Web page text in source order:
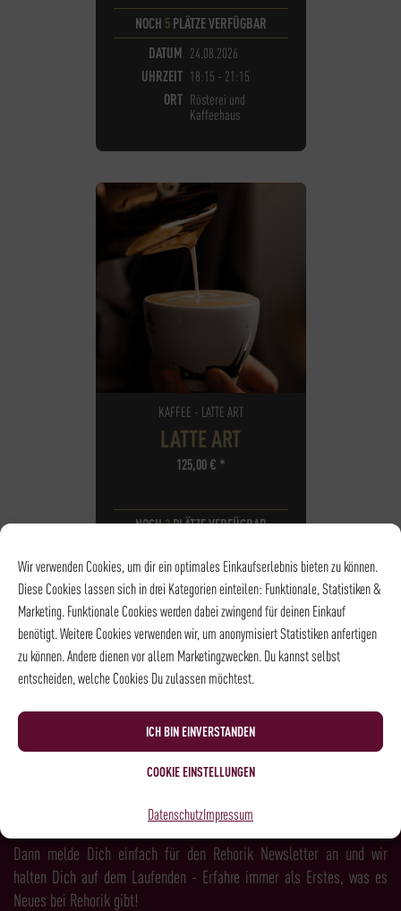
Wir verwenden Cookies, um dir ein optimales Einkaufserlebnis bieten zu können.
Diese Cookies lassen sich in drei Kategorien einteilen: Funktionale, Statistiken &
Marketing. Funktionale Cookies werden dabei zwingend für deinen Einkauf
benötigt. Weitere Cookies verwenden wir, um anonymisiert Statistiken anfertigen
zu können. Andere dienen vor allem Marketingzwecken. Du kannst selbst
entscheiden, welche Cookies Du zulassen möchtest.
ICH BIN EINVERSTANDEN
COOKIE EINSTELLUNGEN
DatenschutzImpressum
NOCH 5PLÄTZE VERFÜGBAR
DATUM 24.08.2026
UHRZEIT 18:15 - 21:15
ORT Rösterei und
Kaffeehaus
KAFFEE - LATTE ART
LATTE ART
125,00€ *
NOCH3PLÄTZE VERFÜGBAR
UHRZEIT 18:30 - 21:00
ORT Weingalerie in der
Gesandtenstraße
NEWSLETTER
Dann melde Dich einfach für den Rehorik Newsletter an und wir
halten Dich auf dem Laufenden - Erfahre immer als Erstes, was es
Neues bei Rehorik gibt!